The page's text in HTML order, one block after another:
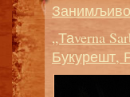
„Таverna
Букурешт,